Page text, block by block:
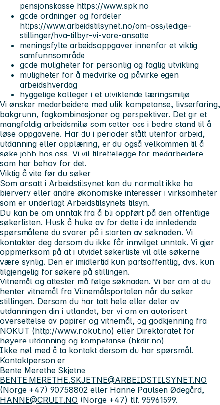
pensjonskasse https://www.spk.no
gode ordninger og fordeler
https://www.arbeidstilsynet.no/om-oss/ledige-
stillinger/hva-tilbyr-vi-vare-ansatte
meningsfylte arbeidsoppgaver innenfor et viktig
samfunnsområde
gode muligheter for personlig og faglig utvikling
muligheter for å medvirke og påvirke egen
arbeidshverdag
hyggelige kolleger i et utviklende læringsmiljø
Vi ønsker medarbeidere med ulik kompetanse, livserfaring,
bakgrunn, fagkombinasjoner og perspektiver. Det gir et
mangfoldig arbeidsmiljø som setter oss i bedre stand til å
løse oppgavene. Har du i perioder stått utenfor arbeid,
utdanning eller opplæring, er du også velkommen til å
søke jobb hos oss. Vi vil tilrettelegge for medarbeidere
som har behov for det.
Viktig å vite før du søker
Som ansatt i Arbeidstilsynet kan du normalt ikke ha
bierverv eller andre økonomiske interesser i virksomheter
som er underlagt Arbeidstilsynets tilsyn.
Du kan be om unntak fra å bli oppført på den offentlige
søkerlisten. Husk å huke av for dette i de innledende
spørsmålene du svarer på i starten av søknaden. Vi
kontakter deg dersom du ikke får innvilget unntak. Vi gjør
oppmerksom på at i utvidet søkerliste vil alle søkerne
være synlig. Den er imidlertid kun partsoffentlig, dvs. kun
tilgjengelig for søkere på stillingen.
Vitnemål og attester må følge søknaden. Vi ber om at du
henter vitnemål fra Vitnemålsportalen når du søker
stillingen. Dersom du har tatt hele eller deler av
utdanningen din i utlandet, ber vi om en autorisert
oversettelse av papirer og vitnemål, og godkjenning fra
NOKUT (http://www.nokut.no) eller Direktoratet for
høyere utdanning og kompetanse (hkdir.no).
Ikke nøl med å ta kontakt dersom du har spørsmål.
Kontaktperson er
Bente Merethe Skjetne
BENTE.MERETHE.SKJETNE@ARBEIDSTILSYNET.NO
(Norge +47) 90758802 eller Hanne Paulsen Ødegård,
HANNE@CRUIT.NO (Norge +47) tlf. 95961599.